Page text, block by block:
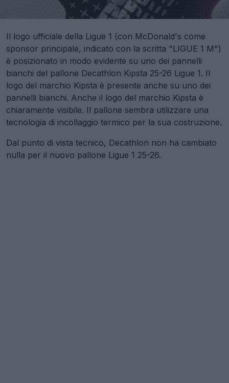
Il logo ufficiale della Ligue 1 (con McDonald's come
sponsor principale, indicato con la scritta "LIGUE 1 M")
è posizionato in modo evidente su uno dei pannelli
bianchi del pallone Decathlon Kipsta 25-26 Ligue 1. Il
logo del marchio Kipsta è presente anche su uno dei
pannelli bianchi. Anche il logo del marchio Kipsta è
chiaramente visibile. Il pallone sembra utilizzare una
tecnologia di incollaggio termico per la sua costruzione.
Dal punto di vista tecnico, Decathlon non ha cambiato
nulla per il nuovo pallone Ligue 1 25-26.